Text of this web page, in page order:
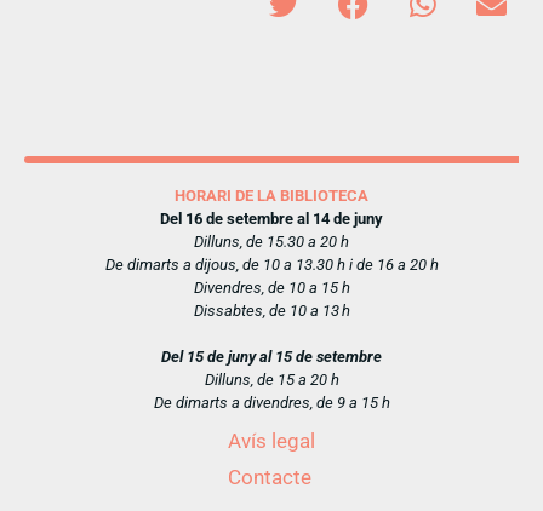
HORARI DE LA BIBLIOTECA
Del 16 de setembre al 14 de juny
Dilluns, de 15.30 a 20 h
De dimarts a dijous, de 10 a 13.30 h i de 16 a 20 h
Divendres, de 10 a 15 h
Dissabtes, de 10 a 13 h
Del 15 de juny al 15 de setembre
Dilluns, de 15 a 20 h
De dimarts a divendres, de 9 a 15 h
Avís legal
Contacte